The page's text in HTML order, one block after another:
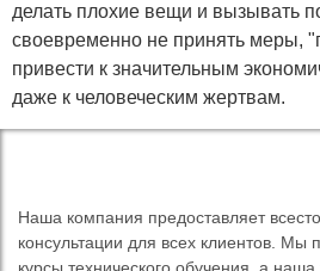
делать плохие вещи и вызывать
своевременно не принять меры,
привести к значительным
даже к человеческим жертвам.
Наша компания предоставляет
консультации для всех клиентов. Мы